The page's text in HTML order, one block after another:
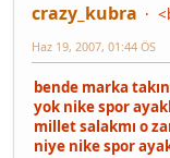
crazy_kubra
Haz 19, 2007, 01:44 ÖS
bende marka
yok nike spor
millet salakmı o
niye nike spor